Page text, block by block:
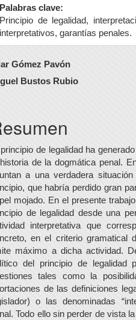
Palabras clave:
Principio de legalidad,
interpretativos, garantías penales.
Gómez Pavón
Bustos Rubio
de legalidad ha
de la dogmática penal.
a una verdadera
que habría perdido gran
mojado. En el presente
de legalidad desde una
interpretativa que
en el criterio gramatical
máximo a dicha actividad.
del principio de legalidad
tales como la
de las definiciones
o las denominadas
Todo ello sin perder de vista